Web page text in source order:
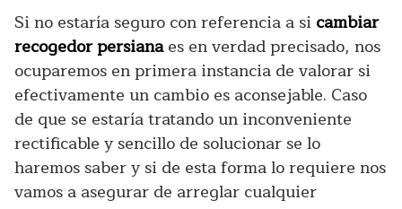
Si no estaría seguro con referencia a si cambiar
recogedor persianaes en verdad precisado, nos
ocuparemos en primera instancia de valorar si
efectivamente un cambio es aconsejable. Caso
de que se estaría tratando un inconveniente
rectificable y sencillo de solucionar se lo
haremos saber y si de esta forma lo requiere nos
vamos a asegurar de arreglar cualquier